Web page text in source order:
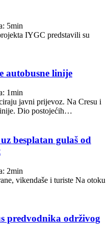
5min
IYGC predstavili su
autobusne linije
1min
javni prijevoz. Na Cresu i
Dio postojećih…
besplatan gulaš od
2min
vikendaše i turiste Na otoku
predvodnika održivog